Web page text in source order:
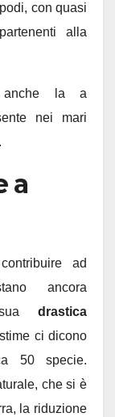
con quasi
alla
anche la a
nei mari
a
ad
ancora
drastica
ci dicono
50 specie.
che si è
la riduzione